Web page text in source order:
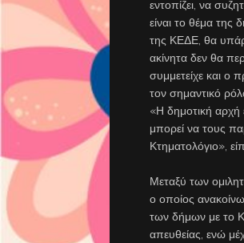
εντοπίζει, να
είναι το θέμα της
της ΚΕΔΕ, θα
ακίνητα δεν θα
συμμετείχε και ο
τον σημαντικό
«Η δημοτική αρχή
μπορεί να τους
Κτηματολόγιο»,
Μεταξύ των
ο οποίος
των δήμων με το
απευθείας, ενώ